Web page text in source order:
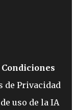
Condiciones
de Privacidad
uso de la IA